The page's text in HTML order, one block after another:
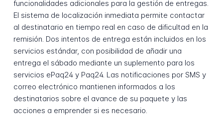
funcionalidades adicionales para la gestión de entregas.
El sistema de localización inmediata permite contactar
al destinatario en tiempo real en caso de dificultad en la
remisión. Dos intentos de entrega están incluidos en los
servicios estándar, con posibilidad de añadir una
entrega el sábado mediante un suplemento para los
servicios ePaq24 y Paq24. Las notificaciones por SMS y
correo electrónico mantienen informados a los
destinatarios sobre el avance de su paquete y las
acciones a emprender si es necesario.